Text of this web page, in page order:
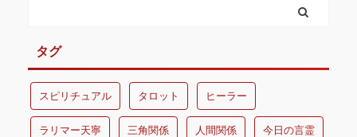
タグ
スピリチュアル タロット ヒーラー
ラリマー天寧 三角関係 人間関係 今日の言霊